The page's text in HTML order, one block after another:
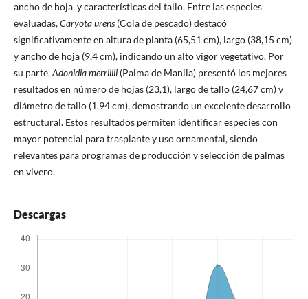
ancho de hoja, y características del tallo. Entre las especies
evaluadas,Caryota urens(Cola de pescado) destacó
significativamente en altura de planta (65,51 cm), largo (38,15 cm)
y ancho de hoja (9,4 cm), indicando un alto vigor vegetativo. Por
su parte,Adonidia merrillii(Palma de Manila) presentó los mejores
resultados en número de hojas (23,1), largo de tallo (24,67 cm) y
diámetro de tallo (1,94 cm), demostrando un excelente desarrollo
estructural. Estos resultados permiten identificar especies con
mayor potencial para trasplante y uso ornamental, siendo
relevantes para programas de producción y selección de palmas
en vivero.
Descargas